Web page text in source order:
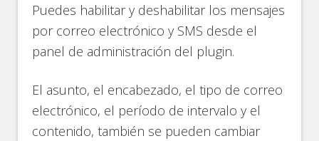
Puedes habilitar y deshabilitar los mensajes
por correo electrónico y SMS desde el
panel de administración del plugin.
El asunto, el encabezado, el tipo de correo
electrónico, el período de intervalo y el
contenido, también se pueden cambiar